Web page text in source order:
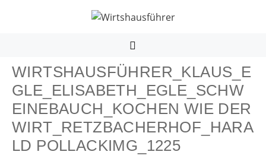
WIRTSHAUSFÜHRER_KLAUS_E
GLE_ELISABETH_EGLE_SCHW
EINEBAUCH_KOCHEN WIE DER
WIRT_RETZBACHERHOF_HARA
LD POLLACKIMG_1225